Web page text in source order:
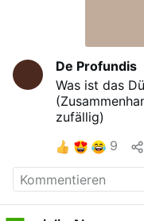
De Profundis
Was ist das
zufällig)
9